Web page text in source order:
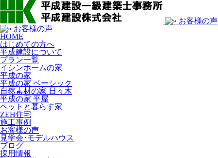
HOME
はじめての方へ
平成建設について
プラン一覧
イシンホームの家
平成の家
平成の家 ベーシック
自然素材の家 日々木
平成の家 平屋
ペットと暮らす家
ZEH住宅
施工事例
お客様の声
見学会･モデルハウス
ブログ
採用情報